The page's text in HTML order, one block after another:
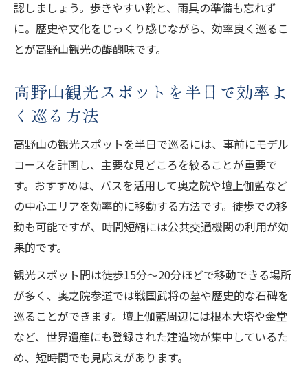
認しましょう。歩きやすい靴と、雨具の準備も忘れず
に。歴史や文化をじっくり感じながら、効率良く巡るこ
とが高野山観光の醍醐味です。
高野山観光スポットを半日で効率よ
く巡る方法
高野山の観光スポットを半日で巡るには、事前にモデル
コースを計画し、主要な見どころを絞ることが重要で
す。おすすめは、バスを活用して奥之院や壇上伽藍など
の中心エリアを効率的に移動する方法です。徒歩での移
動も可能ですが、時間短縮には公共交通機関の利用が効
果的です。
観光スポット間は徒歩15分～20分ほどで移動できる場所
が多く、奥之院参道では戦国武将の墓や歴史的な石碑を
巡ることができます。壇上伽藍周辺には根本大塔や金堂
など、世界遺産にも登録された建造物が集中しているた
め、短時間でも見応えがあります。